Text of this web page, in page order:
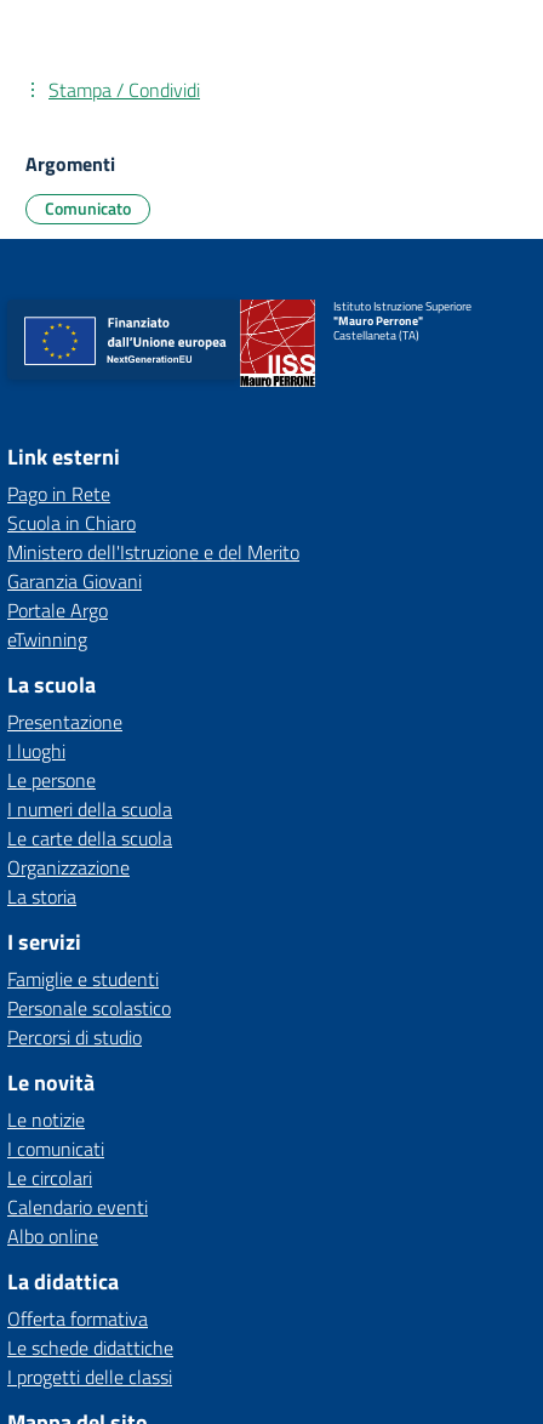
Stampa / Condividi
Argomenti
Comunicato
Istituto Istruzione Superiore
"Mauro Perrone"
Castellaneta (TA)
Link esterni
Pago in Rete
Scuola in Chiaro
Ministero dell'Istruzione e del Merito
Garanzia Giovani
Portale Argo
eTwinning
La scuola
Presentazione
I luoghi
Le persone
I numeri della scuola
Le carte della scuola
Organizzazione
La storia
I servizi
Famiglie e studenti
Personale scolastico
Percorsi di studio
Le novità
Le notizie
I comunicati
Le circolari
Calendario eventi
Albo online
La didattica
Offerta formativa
Le schede didattiche
I progetti delle classi